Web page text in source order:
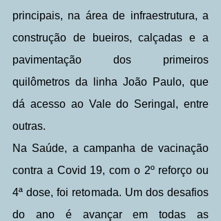
principais, na área de infraestrutura, a
construção de bueiros, calçadas e a
pavimentação dos primeiros
quilômetros da linha João Paulo, que
dá acesso ao Vale do Seringal, entre
outras.
Na Saúde, a campanha de vacinação
contra a Covid 19, com o 2º reforço ou
4ª dose, foi retomada. Um dos desafios
do ano é avançar em todas as